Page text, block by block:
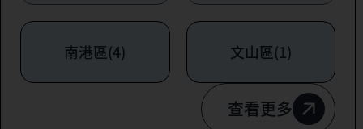
南港區(4) 文山區(1)
查看更多